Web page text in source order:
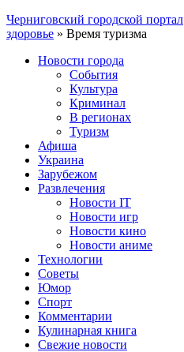
Черниговский городской портал
здоровье » Время туризма
Новости города
События
Культура
Криминал
В регионах
Туризм
Афиша
Украина
Зарубежом
Развлечения
Новости IT
Новости игр
Новости кино
Новости аниме
Технологии
Советы
Юмор
Спорт
Комментарии
Кулинарная книга
Свежие новости